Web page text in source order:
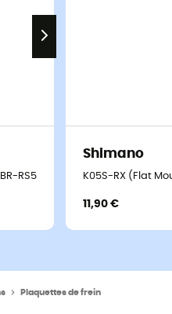
BR-RS505/805 - Plaquettes de
Shimano
K05S-RX (Flat
11,90 €
Plaquettes de frein